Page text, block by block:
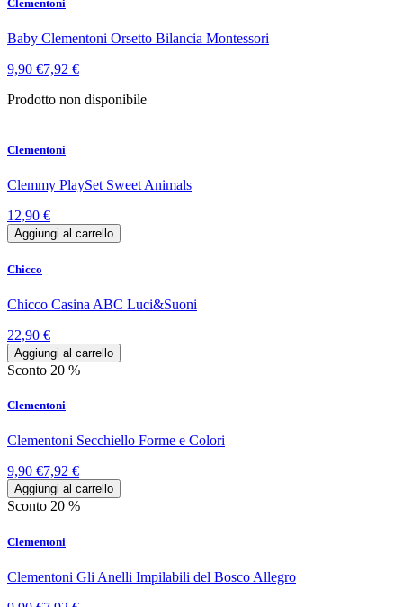
Clementoni
Baby Clementoni Orsetto Bilancia Montessori
9,90 €7,92 €
Prodotto non disponibile
Clementoni
Clemmy PlaySet Sweet Animals
12,90 €
Aggiungi al carrello
Chicco
Chicco Casina ABC Luci&Suoni
22,90 €
Aggiungi al carrello
Sconto 20 %
Clementoni
Clementoni Secchiello Forme e Colori
9,90 €7,92 €
Aggiungi al carrello
Sconto 20 %
Clementoni
Clementoni Gli Anelli Impilabili del Bosco Allegro